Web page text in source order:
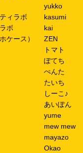
ィラボ
ボ
ケース）
yukko
kasumi
kai
ZEN
トマト
ぽてち
ぺんた
たいち
しーこ♪
あいぽん
yume
mew mew
mayazo
Okao